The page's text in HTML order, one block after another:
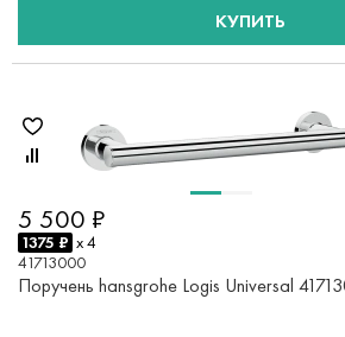
КУПИТЬ
5 500 ₽
1375 ₽ x 4
41713000
Поручень hansgrohe Logis Universal